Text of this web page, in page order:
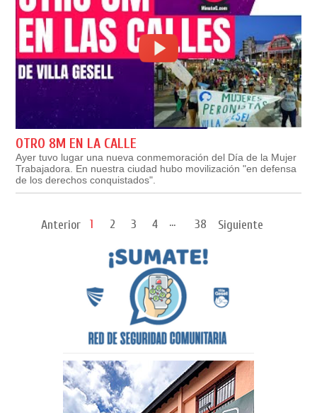
OTRO 8M EN LA CALLE
Ayer tuvo lugar una nueva conmemoración del Día de la Mujer
Trabajadora. En nuestra ciudad hubo movilización "en defensa
de los derechos conquistados".
Anterior 1 2 3 4 ... 38 Siguiente